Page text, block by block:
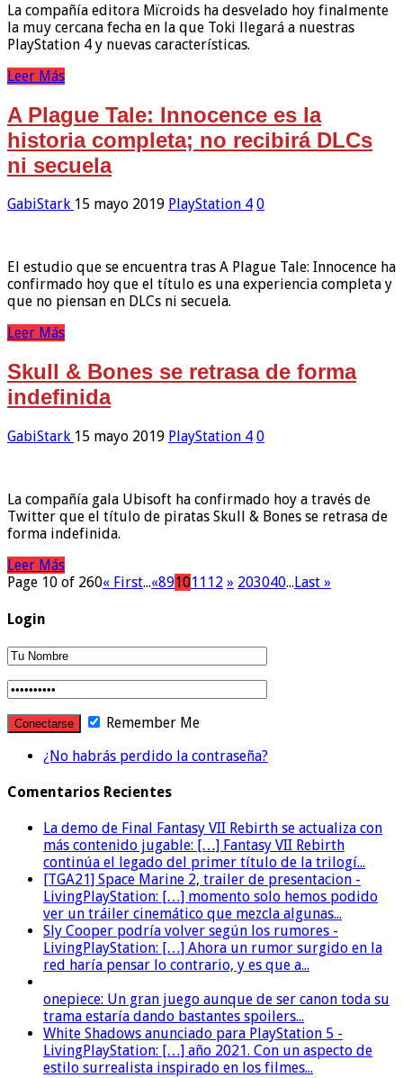
La compañía editora Mïcroids ha desvelado hoy finalmente
la muy cercana fecha en la que Toki llegará a nuestras
PlayStation 4 y nuevas características.
Leer Más
A Plague Tale: Innocence es la
historia completa; no recibirá DLCs
ni secuela
GabiStark 15 mayo 2019 PlayStation 4 0
El estudio que se encuentra tras A Plague Tale: Innocence ha
confirmado hoy que el título es una experiencia completa y
que no piensan en DLCs ni secuela.
Leer Más
Skull & Bones se retrasa de forma
indefinida
GabiStark 15 mayo 2019 PlayStation 4 0
La compañía gala Ubisoft ha confirmado hoy a través de
Twitter que el título de piratas Skull & Bones se retrasa de
forma indefinida.
Leer Más
Page 10 of 260« First...«891011 12 » 203040... Last »
Login
Remember Me
¿No habrás perdido la contraseña?
Comentarios Recientes
La demo de Final Fantasy VII Rebirth se actualiza con
más contenido jugable: […] Fantasy VII Rebirth
continúa el legado del primer título de la trilogí...
[TGA21] Space Marine 2, trailer de presentacion -
LivingPlayStation: […] momento solo hemos podido
ver un tráiler cinemático que mezcla algunas...
Sly Cooper podría volver según los rumores -
LivingPlayStation: […] Ahora un rumor surgido en la
red haría pensar lo contrario, y es que a...
onepiece: Un gran juego aunque de ser canon toda su
trama estaría dando bastantes spoilers...
White Shadows anunciado para PlayStation 5 -
LivingPlayStation: […] año 2021. Con un aspecto de
estilo surrealista inspirado en los filmes...